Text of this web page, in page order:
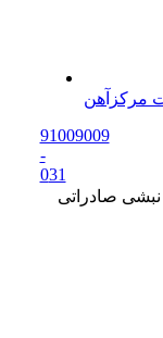
مرکزآهن
91009009
-
031
صادراتی